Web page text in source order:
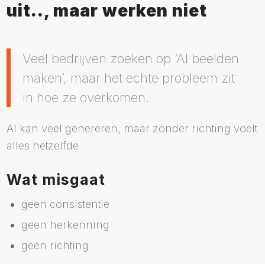
uit.., maar werken niet
Veel bedrijven zoeken op ‘AI beelden
maken’, maar het echte probleem zit
in hoe ze overkomen.
AI kan veel genereren, maar zonder richting voelt
alles hetzelfde.
Wat misgaat
geen consistentie
geen herkenning
geen richting